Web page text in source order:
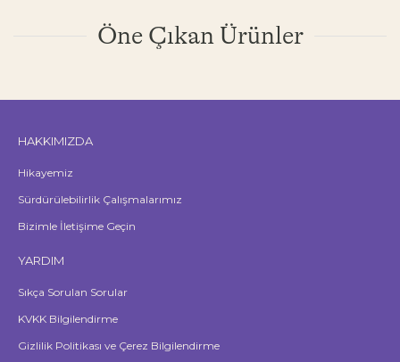
Öne Çıkan Ürünler
HAKKIMIZDA
Hikayemiz
Sürdürülebilirlik Çalışmalarımız
Bizimle İletişime Geçin
YARDIM
Sıkça Sorulan Sorular
KVKK Bilgilendirme
Gizlilik Politikası ve Çerez Bilgilendirme